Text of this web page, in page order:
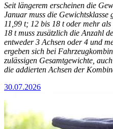
Seit längerem erscheinen die
Januar muss die
11,99 t; 12 bis 18 t oder mehr
18 t muss zusätzlich die Anzahl
entweder 3 Achsen oder 4 und
ergeben sich bei
zulässigen Gesamtgewichte,
die addierten Achsen der
30.07.2026